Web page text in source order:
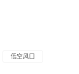
低空风口